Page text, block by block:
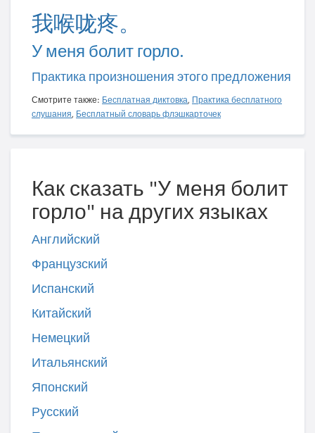
我喉咙疼。
У меня болит горло.
Практика произношения этого предложения
Смотрите также: Бесплатная диктовка, Практика бесплатного
слушания, Бесплатный словарь флэшкарточек
Как сказать "У меня болит
горло" на других языках
Английский
Французский
Испанский
Китайский
Немецкий
Итальянский
Японский
Русский